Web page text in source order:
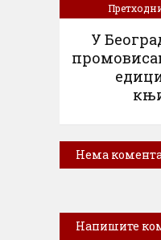
У
Нема
Напишите